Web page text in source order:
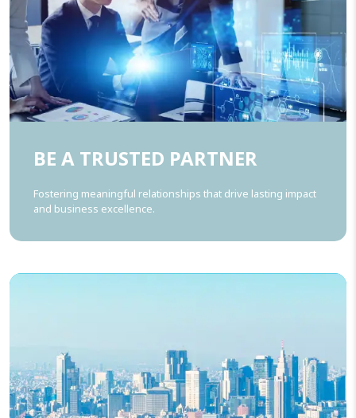
BE A TRUSTED PARTNER
Fostering meaningful relationships that drive lasting impact
and business excellence.